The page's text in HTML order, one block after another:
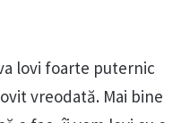
lovi foarte puternic
vreodată. Mai bine